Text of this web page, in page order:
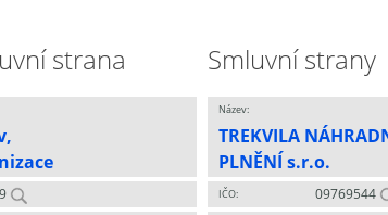
strana Smluvní strany
Název:
TREKVILA
PLNĚNÍ s.r.o.
IČO: 09769544